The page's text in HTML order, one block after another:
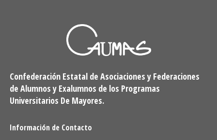
Confederación Estatal de Asociaciones y Federaciones
de Alumnos y Exalumnos de los Programas
Universitarios De Mayores.
Información de Contacto